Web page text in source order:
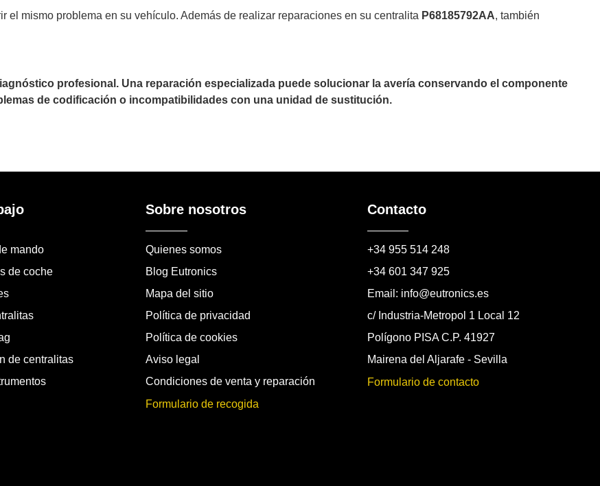
el mismo problema en su vehículo. Además de realizar reparaciones en su centralita P68185792AA, también
profesional. Una reparación especializada puede solucionar la avería conservando el componente
de codificación o incompatibilidades con una unidad de sustitución.
mando
de coche
de centralitas
Sobre nosotros
Quienes somos
Blog Eutronics
Mapa del sitio
Política de privacidad
Política de cookies
Aviso legal
Condiciones de venta y reparación
Formulario de recogida
Contacto
+34 955 514 248
+34 601 347 925
Email: info@eutronics.es
c/ Industria-Metropol 1 Local 12
Polígono PISA C.P. 41927
Mairena del Aljarafe - Sevilla
Formulario de contacto